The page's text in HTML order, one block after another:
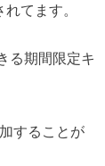
てます。
る期間限定キ
することが